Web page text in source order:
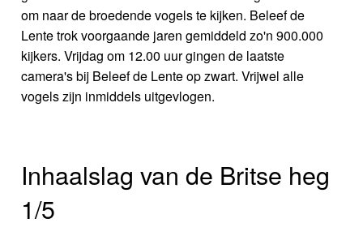
om naar de broedende vogels te kijken. Beleef de
Lente trok voorgaande jaren gemiddeld zo'n 900.000
kijkers. Vrijdag om 12.00 uur gingen de laatste
camera's bij Beleef de Lente op zwart. Vrijwel alle
vogels zijn inmiddels uitgevlogen.
Inhaalslag van de Britse heg
1/5